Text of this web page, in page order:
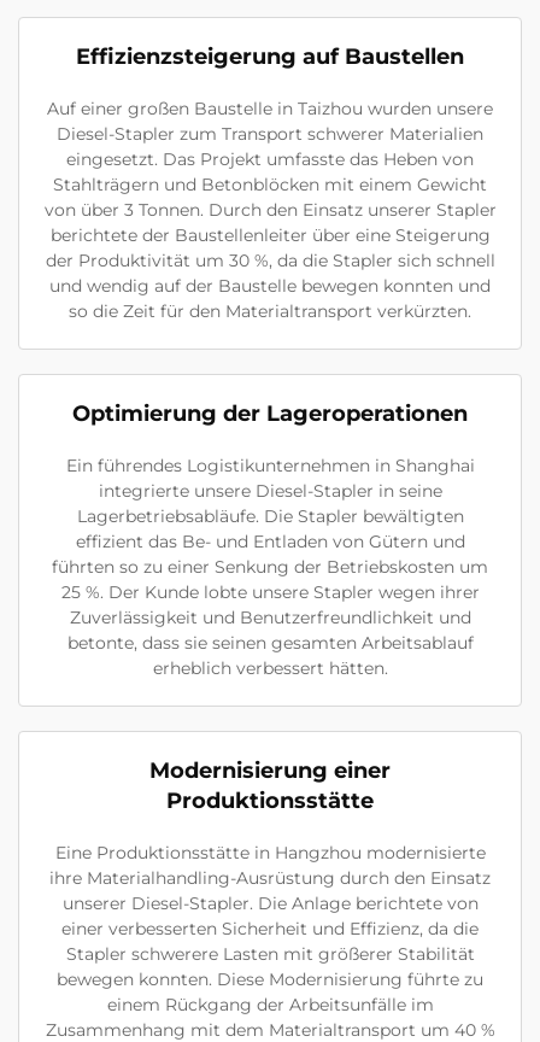
Effizienzsteigerung auf Baustellen
Auf einer großen Baustelle in Taizhou wurden unsere
Diesel-Stapler zum Transport schwerer Materialien
eingesetzt. Das Projekt umfasste das Heben von
Stahlträgern und Betonblöcken mit einem Gewicht
von über 3 Tonnen. Durch den Einsatz unserer Stapler
berichtete der Baustellenleiter über eine Steigerung
der Produktivität um 30 %, da die Stapler sich schnell
und wendig auf der Baustelle bewegen konnten und
so die Zeit für den Materialtransport verkürzten.
Optimierung der Lageroperationen
Ein führendes Logistikunternehmen in Shanghai
integrierte unsere Diesel-Stapler in seine
Lagerbetriebsabläufe. Die Stapler bewältigten
effizient das Be- und Entladen von Gütern und
führten so zu einer Senkung der Betriebskosten um
25 %. Der Kunde lobte unsere Stapler wegen ihrer
Zuverlässigkeit und Benutzerfreundlichkeit und
betonte, dass sie seinen gesamten Arbeitsablauf
erheblich verbessert hätten.
Modernisierung einer
Produktionsstätte
Eine Produktionsstätte in Hangzhou modernisierte
ihre Materialhandling-Ausrüstung durch den Einsatz
unserer Diesel-Stapler. Die Anlage berichtete von
einer verbesserten Sicherheit und Effizienz, da die
Stapler schwerere Lasten mit größerer Stabilität
bewegen konnten. Diese Modernisierung führte zu
einem Rückgang der Arbeitsunfälle im
Zusammenhang mit dem Materialtransport um 40 %